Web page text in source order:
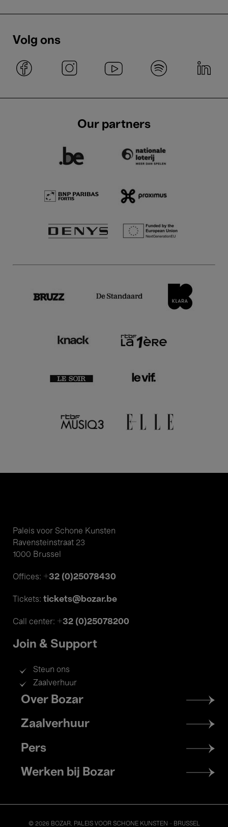
Volg ons
Our partners
Paleis voor Schone Kunsten
Ravensteinstraat 23
1000 Brussel
Offices: +32 (0)25078430
Tickets: tickets@bozar.be
Call center: +32 (0)25078200
Join & Support
Steun ons
Zaalverhuur
Footer
menu
Over Bozar
Zaalverhuur
Pers
Werken bij Bozar
© 2026 BOZAR. PALEIS VOOR SCHONE KUNSTEN - BRUSSEL